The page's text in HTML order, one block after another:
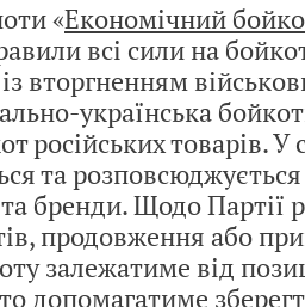
«Економічний
всі сили на
із вторгненням
українська
російських товарів. У
та
бренди. Щодо Партії
продовження або
залежатиме від
допомагатиме